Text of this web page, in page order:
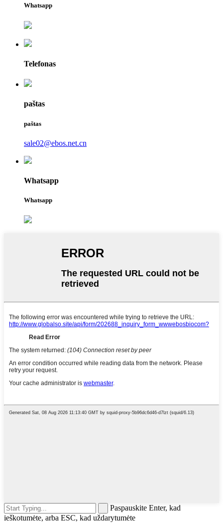
Whatsapp
Telefonas
paštas
paštas
sale02@ebos.net.cn
Whatsapp
Whatsapp
Paspauskite Enter, kad
ieškotumėte, arba ESC, kad uždarytumėte